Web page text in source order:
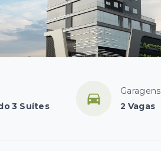
3 Suítes
Garagens
2 Vagas